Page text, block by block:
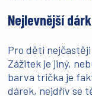
Nejlevnější
Pro děti
Zážitek je jiný,
barva trička je
dárek, nejdřív se